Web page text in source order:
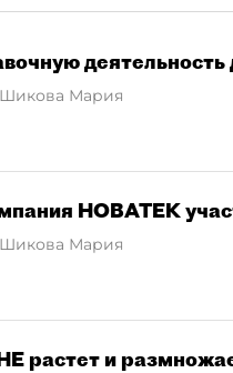
деятельность
Шикова Мария
НОВАТЕК
Шикова Мария
растет и